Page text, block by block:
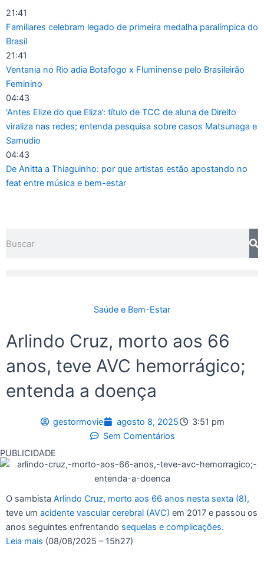
21:41
Familiares celebram legado de primeira medalha paralímpica do
Brasil
21:41
Ventania no Rio adia Botafogo x Fluminense pelo Brasileirão
Feminino
04:43
‘Antes Elize do que Eliza’: título de TCC de aluna de Direito
viraliza nas redes; entenda pesquisa sobre casos Matsunaga e
Samudio
04:43
De Anitta a Thiaguinho: por que artistas estão apostando no
feat entre música e bem-estar
Saúde e Bem-Estar
Arlindo Cruz, morto aos 66
anos, teve AVC hemorrágico;
entenda a doença
gestormovie agosto 8, 2025
3:51 pm
Sem Comentários
PUBLICIDADE
O sambista Arlindo Cruz, morto aos 66 anos nesta sexta (8),
teve um acidente vascular cerebral (AVC) em 2017 e passou os
anos seguintes enfrentando sequelas e complicações.
Leia mais (08/08/2025 – 15h27)